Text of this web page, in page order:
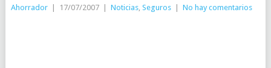
Ahorrador 17/07/2007 Noticias, Seguros No hay comentarios